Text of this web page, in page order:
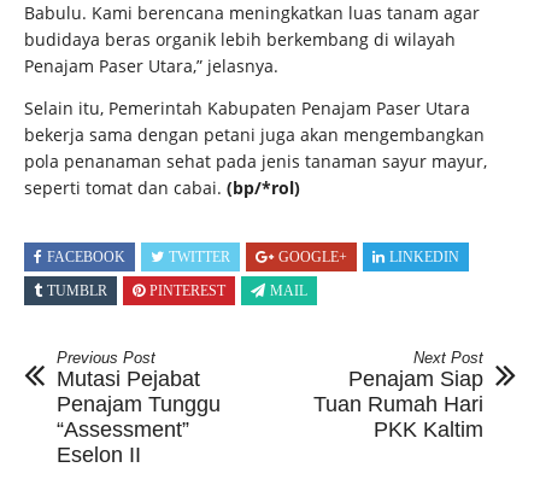
Babulu. Kami berencana meningkatkan luas tanam agar
budidaya beras organik lebih berkembang di wilayah
Penajam Paser Utara,” jelasnya.
Selain itu, Pemerintah Kabupaten Penajam Paser Utara
bekerja sama dengan petani juga akan mengembangkan
pola penanaman sehat pada jenis tanaman sayur mayur,
seperti tomat dan cabai. (bp/*rol)
FACEBOOK TWITTER GOOGLE+
LINKEDIN
TUMBLR
PINTEREST MAIL
Previous Post
Mutasi Pejabat
Penajam Tunggu
“Assessment”
Eselon II
Next Post
Penajam Siap
Tuan Rumah Hari
PKK Kaltim